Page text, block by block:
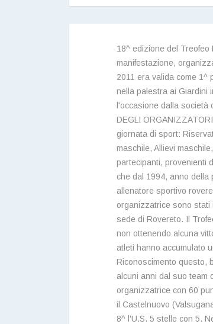
18^ edizione del Treofeo
manifestazione,
2011 era valida come 1^
nella palestra ai
l'occasione dalla società
DEGLI
giornata di sport:
maschile, Allievi
partecipanti, provenienti
che dal 1994, anno della
allenatore sportivo
organizzatrice sono stati
sede di Rovereto. Il
non ottenendo alcuna
atleti hanno accumulato
Riconoscimento questo,
alcuni anni dal suo team
organizzatrice con 60
il Castelnuovo
8^ l'U.S. 5 stelle con 5.